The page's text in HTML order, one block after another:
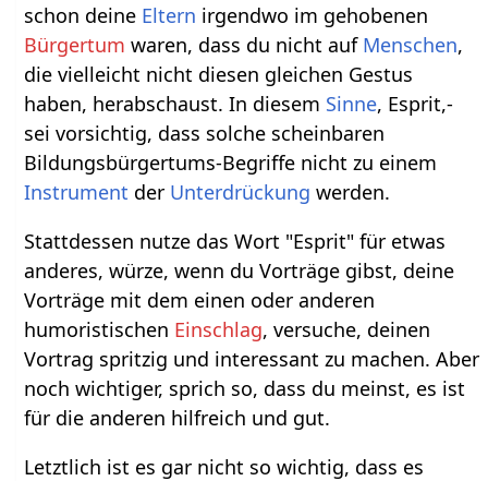
schon deine Eltern irgendwo im gehobenen
Bürgertum waren, dass du nicht auf Menschen,
die vielleicht nicht diesen gleichen Gestus
haben, herabschaust. In diesem Sinne, Esprit,-
sei vorsichtig, dass solche scheinbaren
Bildungsbürgertums-Begriffe nicht zu einem
Instrument der Unterdrückung werden.
Stattdessen nutze das Wort "Esprit" für etwas
anderes, würze, wenn du Vorträge gibst, deine
Vorträge mit dem einen oder anderen
humoristischen Einschlag, versuche, deinen
Vortrag spritzig und interessant zu machen. Aber
noch wichtiger, sprich so, dass du meinst, es ist
für die anderen hilfreich und gut.
Letztlich ist es gar nicht so wichtig, dass es